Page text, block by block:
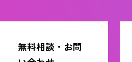
無料相談・お問